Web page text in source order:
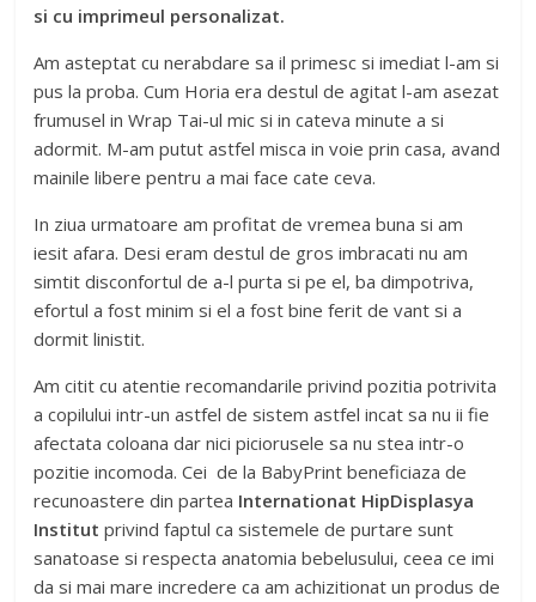
si cu imprimeul personalizat.
Am asteptat cu nerabdare sa il primesc si imediat l-am si
pus la proba. Cum Horia era destul de agitat l-am asezat
frumusel in Wrap Tai-ul mic si in cateva minute a si
adormit. M-am putut astfel misca in voie prin casa, avand
mainile libere pentru a mai face cate ceva.
In ziua urmatoare am profitat de vremea buna si am
iesit afara. Desi eram destul de gros imbracati nu am
simtit disconfortul de a-l purta si pe el, ba dimpotriva,
efortul a fost minim si el a fost bine ferit de vant si a
dormit linistit.
Am citit cu atentie recomandarile privind pozitia potrivita
a copilului intr-un astfel de sistem astfel incat sa nu ii fie
afectata coloana dar nici piciorusele sa nu stea intr-o
pozitie incomoda. Cei de la BabyPrint beneficiaza de
recunoastere din partea Internationat HipDisplasya
Institut privind faptul ca sistemele de purtare sunt
sanatoase si respecta anatomia bebelusului, ceea ce imi
da si mai mare incredere ca am achizitionat un produs de